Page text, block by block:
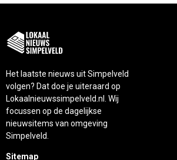
Het laatste nieuws uit Simpelveld
volgen? Dat doe je uiteraard op
Lokaalnieuwssimpelveld.nl. Wij
focussen op de dagelijkse
nieuwsitems van omgeving
Simpelveld.
Sitemap